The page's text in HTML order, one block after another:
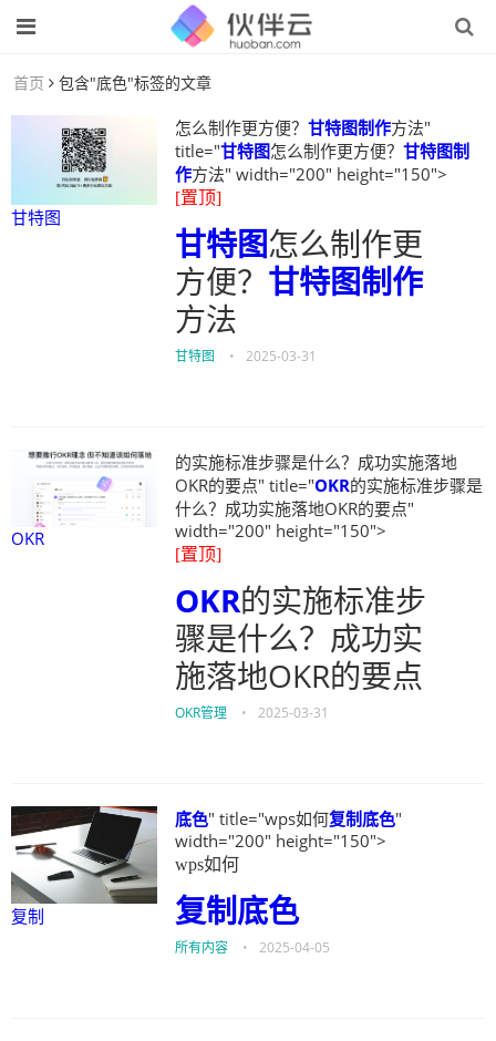
首页 包含"底色"标签的文章
甘特图
怎么制作更方便？ 甘特图制作方法"
title="甘特图怎么制作更方便？ 甘特图制
作方法" width="200" height="150">
[置顶]
甘特图怎么制作更
方便？ 甘特图制作
方法
甘特图 • 2025-03-31
OKR
的实施标准步骤是什么？成功实施落地
OKR的要点" title="OKR的实施标准步骤是
什么？成功实施落地OKR的要点"
width="200" height="150">
[置顶]
OKR的实施标准步
骤是什么？成功实
施落地OKR的要点
OKR管理 • 2025-03-31
复制
底色" title="wps如何复制 底色"
width="200" height="150">
wps如何
复制底色
所有内容 • 2025-04-05